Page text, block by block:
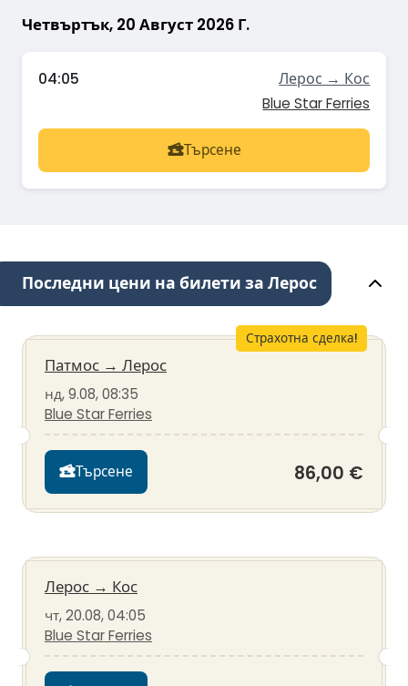
Четвъртък, 20 Август 2026 Г.
04:05 Лерос → Кос
Blue Star Ferries
Търсене
Последни цени на билети за Лерос
Страхотна сделка!
Патмос → Лерос
нд, 9.08, 08:35
Blue Star Ferries
Търсене 86,00 €
Лерос → Кос
чт, 20.08, 04:05
Blue Star Ferries